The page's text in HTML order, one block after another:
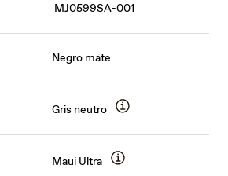
MJ0599SA-001
Negro mate
Gris neutro
Maui Ultra